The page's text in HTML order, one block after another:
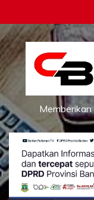
to
content